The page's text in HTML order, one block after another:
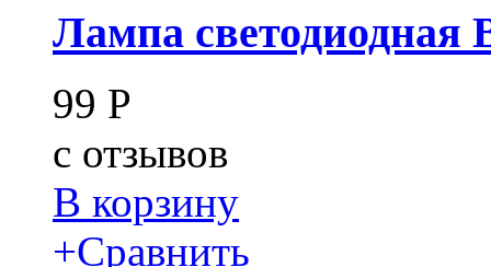
Лампа светодиодная
99 Р
c отзывов
В корзину
+Сравнить